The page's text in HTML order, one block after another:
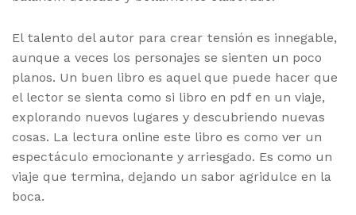
El talento del autor para crear tensión es innegable,
aunque a veces los personajes se sienten un poco
planos. Un buen libro es aquel que puede hacer que
el lector se sienta como si libro en pdf en un viaje,
explorando nuevos lugares y descubriendo nuevas
cosas. La lectura online este libro es como ver un
espectáculo emocionante y arriesgado. Es como un
viaje que termina, dejando un sabor agridulce en la
boca.